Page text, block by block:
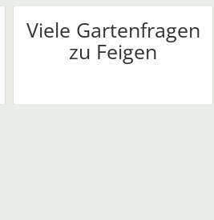
Viele Gartenfragen
zu Feigen